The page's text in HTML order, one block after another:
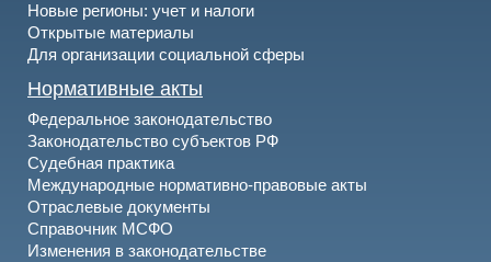
Новые регионы: учет и налоги
Открытые материалы
Для организации социальной сферы
Нормативные акты
Федеральное законодательство
Законодательство субъектов РФ
Судебная практика
Международные нормативно-правовые акты
Отраслевые документы
Справочник МСФО
Изменения в законодательстве